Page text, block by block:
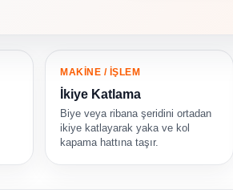
MAKİNE / İŞLEM
İkiye Katlama
Biye veya ribana şeridini ortadan
ikiye katlayarak yaka ve kol
kapama hattına taşır.